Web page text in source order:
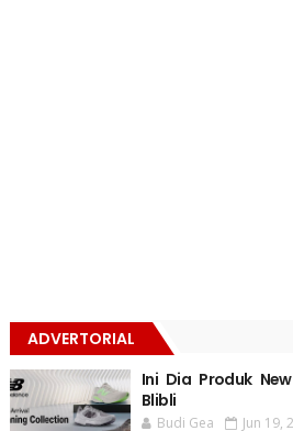
ADVERTORIAL
Ini Dia Produk
Blibli
Budi Gea Jun 19,